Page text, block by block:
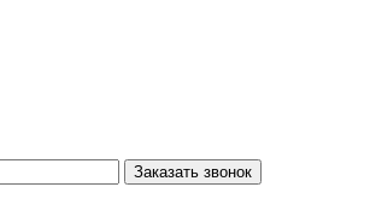
Заказать звонок